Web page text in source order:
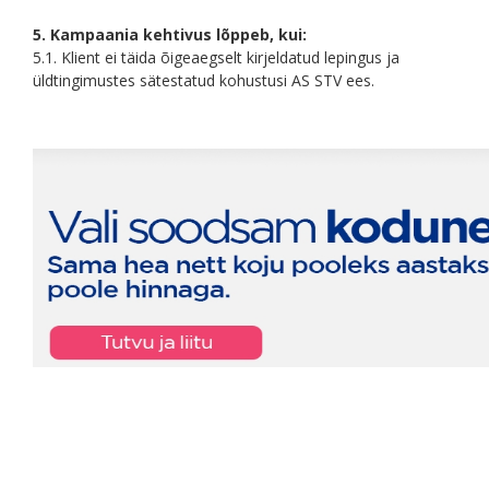
5. Kampaania kehtivus lõppeb, kui:
5.1. Klient ei täida õigeaegselt kirjeldatud lepingus ja
üldtingimustes sätestatud kohustusi AS STV ees.